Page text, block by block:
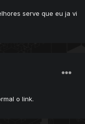
serve que eu ja vi
o link.